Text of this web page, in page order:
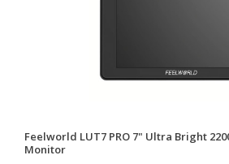
Feelworld LUT7 PRO 7" Ultra Bright
Monitor